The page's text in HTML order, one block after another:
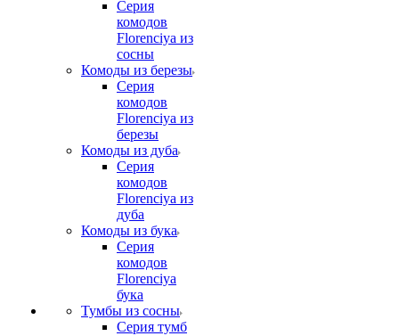
Серия
комодов
Florenciya из
сосны
Комоды из березы
Серия
комодов
Florenciya из
березы
Комоды из дуба
Серия
комодов
Florenciya из
дуба
Комоды из бука
Серия
комодов
Florenciya
бука
Тумбы из сосны
Серия тумб